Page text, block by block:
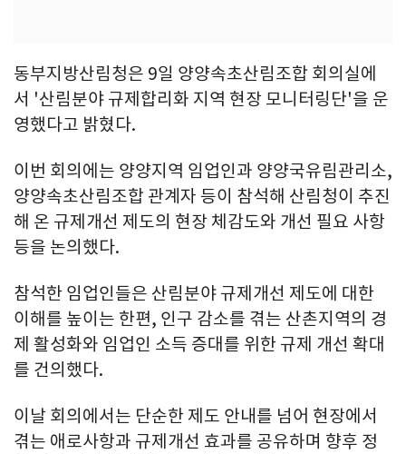
동부지방산림청은 9일 양양속초산림조합 회의실에
서 '산림분야 규제합리화 지역 현장 모니터링단'을 운
영했다고 밝혔다.
이번 회의에는 양양지역 임업인과 양양국유림관리소,
양양속초산림조합 관계자 등이 참석해 산림청이 추진
해 온 규제개선 제도의 현장 체감도와 개선 필요 사항
등을 논의했다.
참석한 임업인들은 산림분야 규제개선 제도에 대한
이해를 높이는 한편, 인구 감소를 겪는 산촌지역의 경
제 활성화와 임업인 소득 증대를 위한 규제 개선 확대
를 건의했다.
이날 회의에서는 단순한 제도 안내를 넘어 현장에서
겪는 애로사항과 규제개선 효과를 공유하며 향후 정